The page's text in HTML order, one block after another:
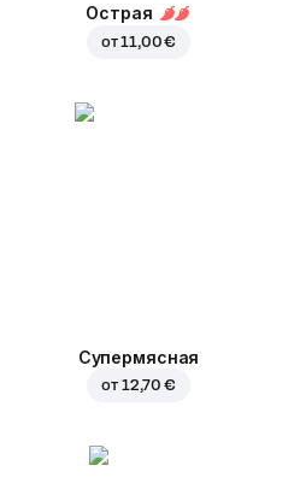
Острая
от11,00 €
Супермясная
от 12,70 €